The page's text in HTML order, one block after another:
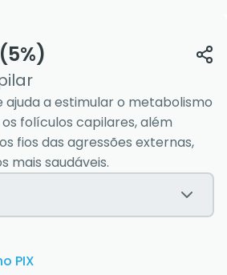
ajuda a estimular o metabolismo
folículos capilares, além
fios das agressões externas,
mais saudáveis.
PIX